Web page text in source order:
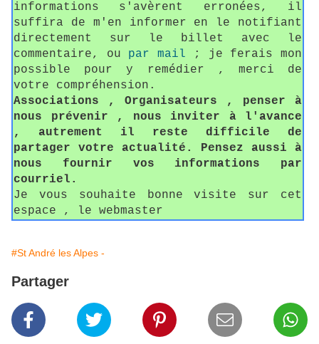
informations s'avèrent erronées, il
suffira de m'en informer en le notifiant
directement sur le billet avec le
commentaire, ou par mail ; je ferais mon
possible pour y remédier , merci de
votre compréhension.
Associations , Organisateurs , penser à
nous prévenir , nous inviter à l'avance
, autrement il reste difficile de
partager votre actualité. Pensez aussi à
nous fournir vos informations par
courriel.
Je vous souhaite bonne visite sur cet
espace , le webmaster
#St André les Alpes -
Partager